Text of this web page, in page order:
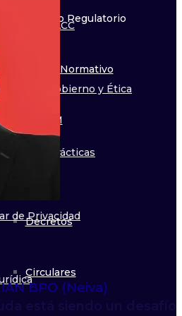
Observatorio Regulatorio
Marco Normativo
LATAM
Decretos
Circulares
Calidad RACC
Buen Gobierno y Ética
Mejores Prácticas
de Privacidad
BPO (Neiva)
está siendo un desafío